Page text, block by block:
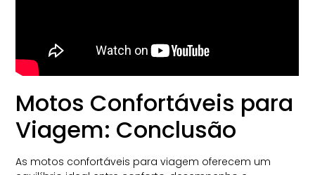
Motos Confortáveis para
Viagem: Conclusão
As motos confortáveis para viagem oferecem um